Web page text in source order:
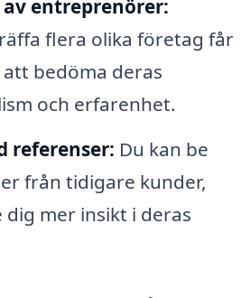
entreprenörer:
flera olika företag får
bedöma deras
och erfarenhet.
referenser: Du kan be
från tidigare kunder,
dig mer insikt i deras